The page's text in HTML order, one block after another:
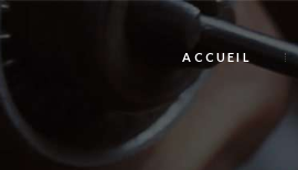
ACCUEIL